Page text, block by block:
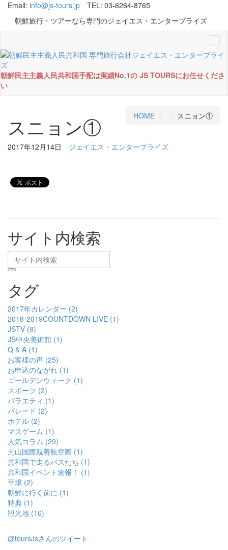
Email: info@js-tours.jp
TEL: 03-6264-8765
朝鮮旅行・ツアーなら専門のジェイエス・エンタープライズ
朝鮮民主主義人民共和国手配は実績No.1の JS TOURSにお任せくださ
い
スニョン① HOME スニョン①
2017年12月14日 ジェイエス・エンタープライズ
サイト内検索
タグ
2017年カレンダー (2)
2018-2019COUNTDOWN LIVE (1)
JSTV (9)
JS中央美術館 (1)
Q & A (1)
お客様の声 (25)
お申込のながれ (1)
ゴールデンウィーク (1)
スポーツ (2)
バラエティ (1)
パレード (2)
ホテル (2)
マスゲーム (1)
人気コラム (29)
元山国際親善航空際 (1)
共和国で走るバスたち (1)
共和国イベント速報！ (1)
平壌 (2)
朝鮮に行く前に (1)
特典 (1)
観光地 (16)
@toursJsさんのツイート